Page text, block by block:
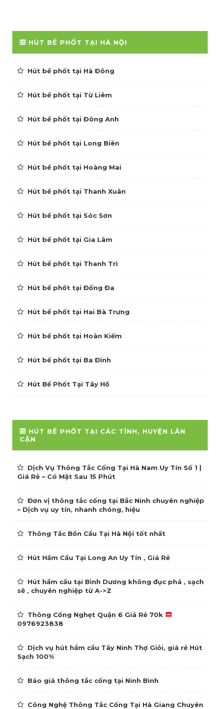
HÚT BỂ PHỐT TẠI HÀ NỘI
Hút bể phốt tại Hà Đông
Hút bể phốt tại Từ Liêm
Hút bể phốt tại Đông Anh
Hút bể phốt tại Long Biên
Hút bể phốt tại Hoàng Mai
Hút bể phốt tại Thanh Xuân
Hút bể phốt tại Sóc Sơn
Hút bể phốt tại Gia Lâm
Hút bể phốt tại Thanh Trì
Hút bể phốt tại Đống Đa
Hút bể phốt tại Hai Bà Trưng
Hút bể phốt tại Hoàn Kiếm
Hút bể phốt tại Ba Đình
Hút Bể Phốt Tại Tây Hồ
HÚT BỂ PHỐT TẠI CÁC TỈNH, HUYỆN LÂN
CẬN
Dịch Vụ Thông Tắc Cống Tại Hà Nam Uy Tín Số 1 |
Giá Rẻ – Có Mặt Sau 15 Phút
Đơn vị thông tắc cống tại Bắc Ninh chuyên nghiệp
– Dịch vụ uy tín, nhanh chóng, hiệu
Thông Tắc Bồn Cầu Tại Hà Nội tốt nhất
Hút Hầm Cầu Tại Long An Uy Tín , Giá Rẻ
Hút hầm cầu tại Bình Dương không đục phá , sạch
sẽ , chuyên nghiệp từ A->Z
Thông Cống Nghẹt Quận 6 Giá Rẻ 70k
0976923838
Dịch vụ hút hầm cầu Tây Ninh Thợ Giỏi, giá rẻ Hút
Sạch 100%
Báo giá thông tắc cống tại Ninh Bình
Công Nghệ Thông Tắc Cống Tại Hà Giang Chuyên